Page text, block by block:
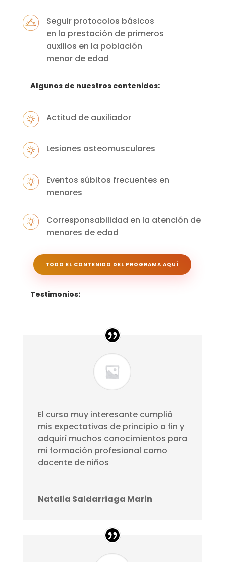
Seguir protocolos básicos
en la prestación de primeros
auxilios en la población
menor de edad
Algunos de nuestros contenidos:
Actitud de auxiliador
Lesiones osteomusculares
Eventos súbitos frecuentes en
menores
Corresponsabilidad en la atención de
menores de edad
TODO EL CONTENIDO DEL PROGRAMA AQUÍ
Testimonios:
El curso muy interesante cumplió
mis expectativas de principio a fin y
adquirí muchos conocimientos para
mi formación profesional como
docente de niños
Natalia Saldarriaga Marin